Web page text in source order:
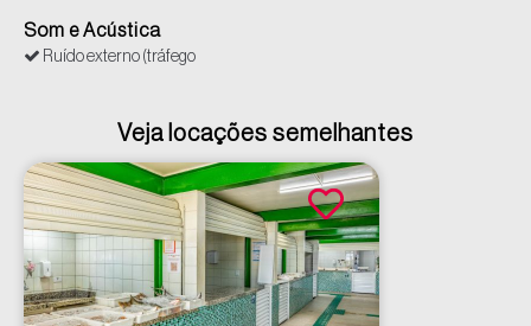
Som e Acústica
Ruído externo (tráfego
Veja locações semelhantes